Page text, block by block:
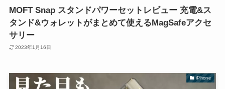
MOFT Snap スタンドパワーセットレビュー 充電&ス
タンド&ウォレットがまとめて使えるMagSafeアクセ
サリー
2023年1月16日
iPhone